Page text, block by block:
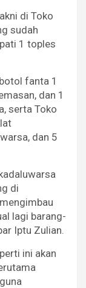
di Toko
sudah
1 toples
fanta 1
dan 1
serta Toko
dan 5
di
lagi barang-
Iptu Zulian.
ini akan